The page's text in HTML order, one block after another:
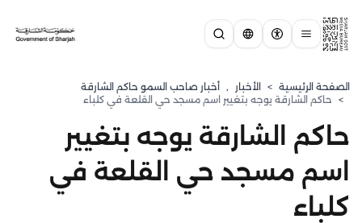
الصفحة الرئيسية > الأخبار , أخبار صاحب السمو حاكم الشارقة
> حاكم الشارقة يوجه بتغيير اسم مسجد حي القلعة في كلباء
حاكم الشارقة يوجه بتغيير
اسم مسجد حي القلعة في
كلباء